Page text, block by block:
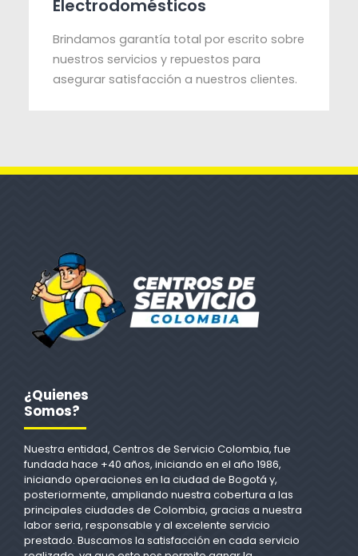
Electrodomésticos
Brindamos garantía total por escrito sobre
nuestros servicios y repuestos para
asegurar satisfacción a nuestros clientes.
¿Quienes
Somos?
Nuestra entidad, Centros de Servicio Colombia, fue
fundada hace +40 años, iniciando en el año 1986,
iniciando operaciones en la ciudad de Bogotá y,
posteriormente, ampliando nuestra cobertura a las
principales ciudades de Colombia, gracias a nuestra
labor seria, responsable y al excelente servicio
prestado. Buscamos la satisfacción en cada servicio